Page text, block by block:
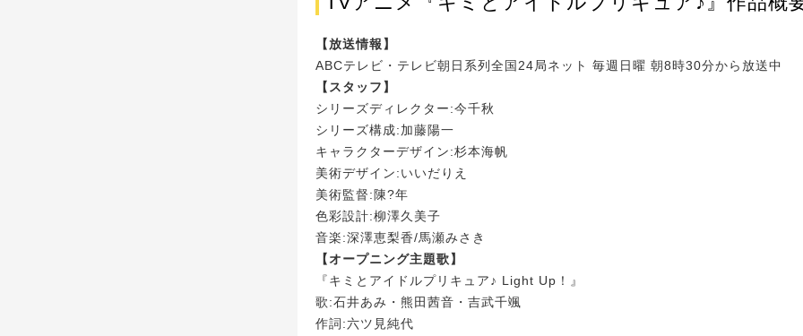
【放送情報】
ABCテレビ・テレビ朝日系列全国24局ネット 毎週日曜 朝8時30分から放送中
【スタッフ】
シリーズディレクター:今千秋
シリーズ構成:加藤陽一
キャラクターデザイン:杉本海帆
美術デザイン:いいだりえ
美術監督:陳?年
色彩設計:柳澤久美子
音楽:深澤恵梨香/馬瀬みさき
【オープニング主題歌】
『キミとアイドルプリキュア♪ Light Up！』
歌:石井あみ・熊田茜音・吉武千颯
作詞:六ツ見純代